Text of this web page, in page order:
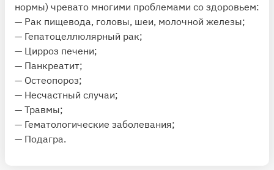
нормы) чревато многими проблемами со здоровьем:
— Рак пищевода, головы, шеи, молочной железы;
— Гепатоцеллюлярный рак;
— Цирроз печени;
— Панкреатит;
— Остеопороз;
— Несчастный случаи;
— Травмы;
— Гематологические заболевания;
— Подагра.